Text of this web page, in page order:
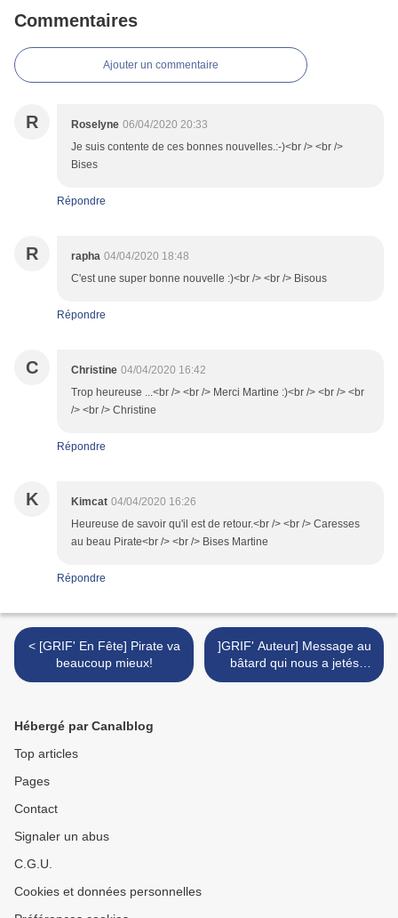
Commentaires
Ajouter un commentaire
R Roselyne 06/04/2020 20:33
Je suis contente de ces bonnes nouvelles.:-)<br /> <br />
Bises
Répondre
R rapha 04/04/2020 18:48
C'est une super bonne nouvelle :)<br /> <br /> Bisous
Répondre
C Christine 04/04/2020 16:42
Trop heureuse ...<br /> <br /> Merci Martine :)<br /> <br /> <br
/> <br /> Christine
Répondre
K Kimcat 04/04/2020 16:26
Heureuse de savoir qu'il est de retour.<br /> <br /> Caresses
au beau Pirate<br /> <br /> Bises Martine
Répondre
< [GRIF' En Fête] Pirate va
beaucoup mieux!
]GRIF' Auteur] Message au
bâtard qui nous a jetés
dans les ronces! Ponyo,
Hébergé par Canalblog
Top articles
Pages
Contact
Signaler un abus
C.G.U.
Cookies et données personnelles